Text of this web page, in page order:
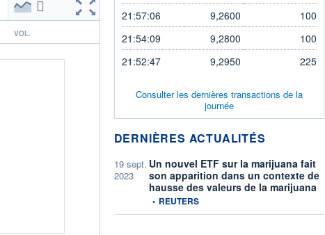
VOL.
21:57:06
9,2600
100
21:54:09
9,2800
100
21:52:47
9,2950 225
Consulter les dernières transactions de la
journée
DERNIÈRES ACTUALITÉS
19 sept.
2023
Un nouvel ETF sur la marijuana fait
son apparition dans un contexte de
hausse des valeurs de la marijuana
information fournie par
• REUTERS